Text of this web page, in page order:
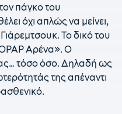
πάγκο του
όχι απλώς να μείνει,
Το δικό του
Aρένα». Ο
τόσο όσο. Δηλαδή ως
της απέναντι